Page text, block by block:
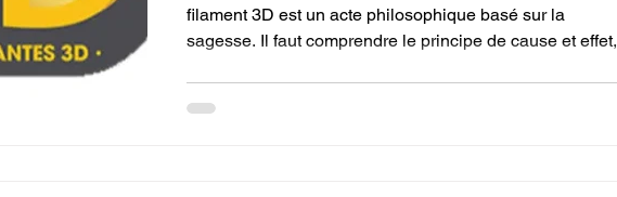
filament 3D est un acte philosophique basé sur la
sagesse. Il faut comprendre le principe de cause et effet,
promesses marketing, se concentrant sur les